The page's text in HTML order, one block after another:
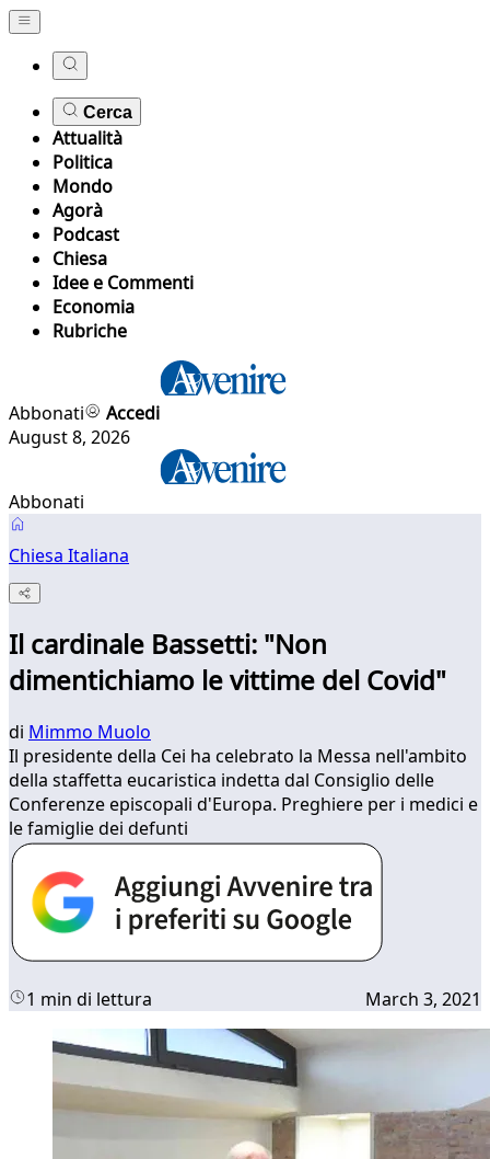
Cerca
Attualità
Politica
Mondo
Agorà
Podcast
Chiesa
Idee e Commenti
Economia
Rubriche
Abbonati
Accedi
August 8, 2026
Abbonati
Chiesa Italiana
Il cardinale Bassetti: "Non
dimentichiamo le vittime del Covid"
di Mimmo Muolo
Il presidente della Cei ha celebrato la Messa nell'ambito
della staffetta eucaristica indetta dal Consiglio delle
Conferenze episcopali d'Europa. Preghiere per i medici e
le famiglie dei defunti
1 min di lettura March 3, 2021